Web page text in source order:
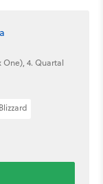
One), 4. Quartal